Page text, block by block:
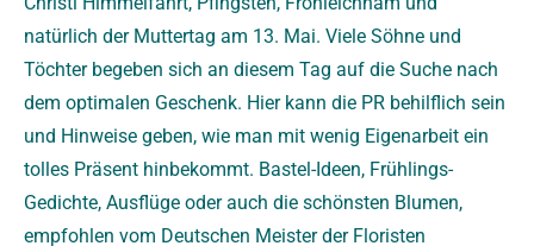
natürlich der Muttertag am 13. Mai. Viele Söhne und
Töchter begeben sich an diesem Tag auf die Suche nach
dem optimalen Geschenk. Hier kann die PR behilflich sein
und Hinweise geben, wie man mit wenig Eigenarbeit ein
tolles Präsent hinbekommt. Bastel-Ideen, Frühlings-
Gedichte, Ausflüge oder auch die schönsten Blumen,
empfohlen vom Deutschen Meister der Floristen